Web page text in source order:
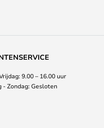
9.00 – 16.00 uur
- Zondag: Gesloten